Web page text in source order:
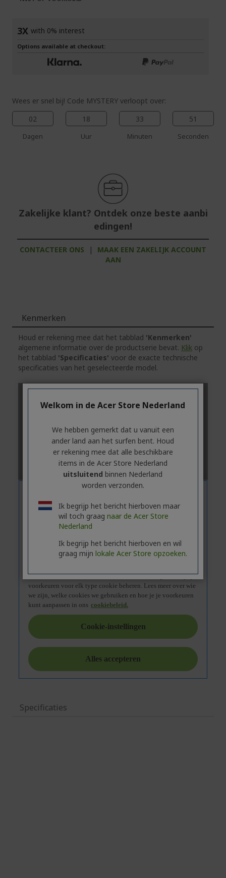
afbeeldingen-
Wees er snel bij! Code MYSTERY verloopt over:
02
Dagen
18
Uur
33
Minuten
51
Seconden
Zakelijke klant? Ontdek onze beste aanbi
edingen!
CONTACTEER ONS |
MAAK EEN ZAKELIJK ACCOUNT
AAN
3X with 0% interest
Options available at checkout:
Kenmerken
Houd er rekening mee dat het tabblad 'Kenmerken'
algemene informatie over de productserie bevat. Klik op
het tabblad 'Specificaties' voor de exacte technische
specificaties van het geselecteerde model.
Specificaties
Welkom in de Acer Store Nederland
We hebben gemerkt dat u vanuit een
ander land aan het surfen bent. Houd
er rekening mee dat alle beschikbare
items in de Acer Store Nederland
uitsluitend binnen Nederland
worden verzonden.
Ik begrijp het bericht hierboven maar
wil toch graag naar de Acer Store
Nederland
Ik begrijp het bericht hierboven en wil
graag mijn lokale Acer Store opzoeken.